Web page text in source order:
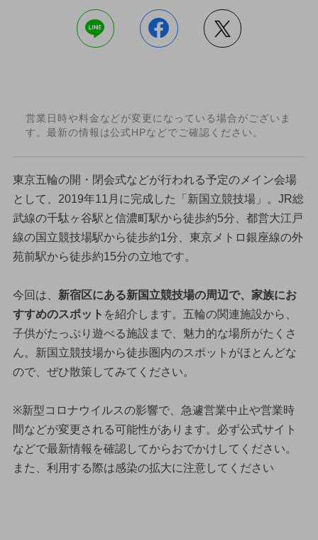
営業日時や料金などが変更になっている場合がございま
す。最新の情報は公式HPなどでご確認ください。
東京五輪の開・閉会式などが行われる予定のメイン会場
として、2019年11月に完成した「新国立競技場」。JR総
武線の千駄ヶ谷駅と信濃町駅から徒歩約5分、都営大江戸
線の国立競技場駅から徒歩約1分、東京メトロ銀座線の外
苑前駅から徒歩約15分の立地です。
今回は、 新宿区にある新国立競技場の周辺で、家族にお
すすめのスポット を紹介します。五輪の関連施設から、
子供がたっぷり遊べる施設まで、魅力的な場所がたくさ
ん。新国立競技場から徒歩圏内のスポットがほとんどな
ので、ぜひ散策してみてください。
※新型コロナウイルスの影響で、急遽営業中止や営業時
間などが変更される可能性があります。必ず公式サイト
などで最新情報を確認してからおでかけしてください。
また、利用する際は感染の拡大に注意してください